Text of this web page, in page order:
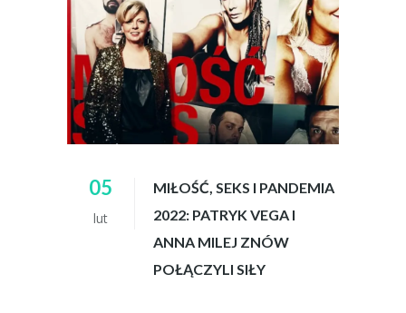
05
lut
MIŁOŚĆ, SEKS I PANDEMIA
2022: PATRYK VEGA I
ANNA MILEJ ZNÓW
POŁĄCZYLI SIŁY